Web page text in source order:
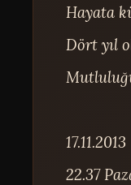
Hayata
Dört yıl
17.11.2013
22.37